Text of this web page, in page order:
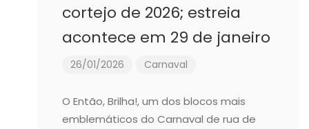
cortejo de 2026; estreia
acontece em 29 de janeiro
26/01/2026 Carnaval
O Então, Brilha!, um dos blocos mais
emblemáticos do Carnaval de rua de